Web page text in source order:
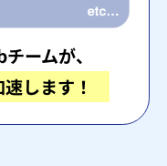
ームが、
速します！